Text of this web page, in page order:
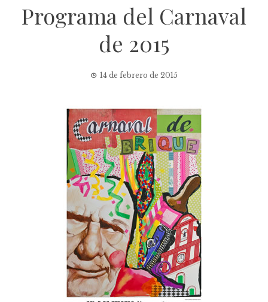
Programa del Carnaval
de 2015
14 de febrero de 2015